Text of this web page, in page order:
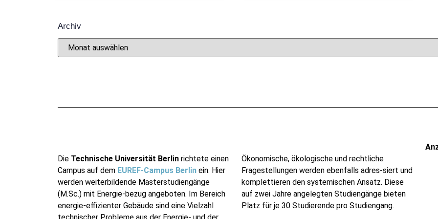
Archiv
Die Technische Universität Berlinrichtete einen
Campus auf dem EUREF-Campus Berlinein. Hier
werden weiterbildende Masterstudiengänge
(M.Sc.) mit Energie-bezug angeboten. Im Bereich
energie-effizienter Gebäude sind eine Vielzahl
Ökonomische, ökologische und rechtliche
Fragestellungen werden ebenfalls adres-siert und
komplettieren den systemischen Ansatz. Diese
auf zwei Jahre angelegten Studiengänge bieten
Platz für je 30 Studierende pro Studiengang.